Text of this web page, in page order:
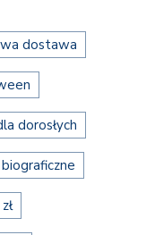
dostawa
dorosłych